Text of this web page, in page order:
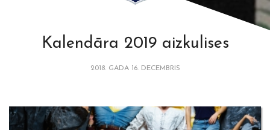
Kalendāra 2019 aizkulises
2018. GADA 16. DECEMBRIS